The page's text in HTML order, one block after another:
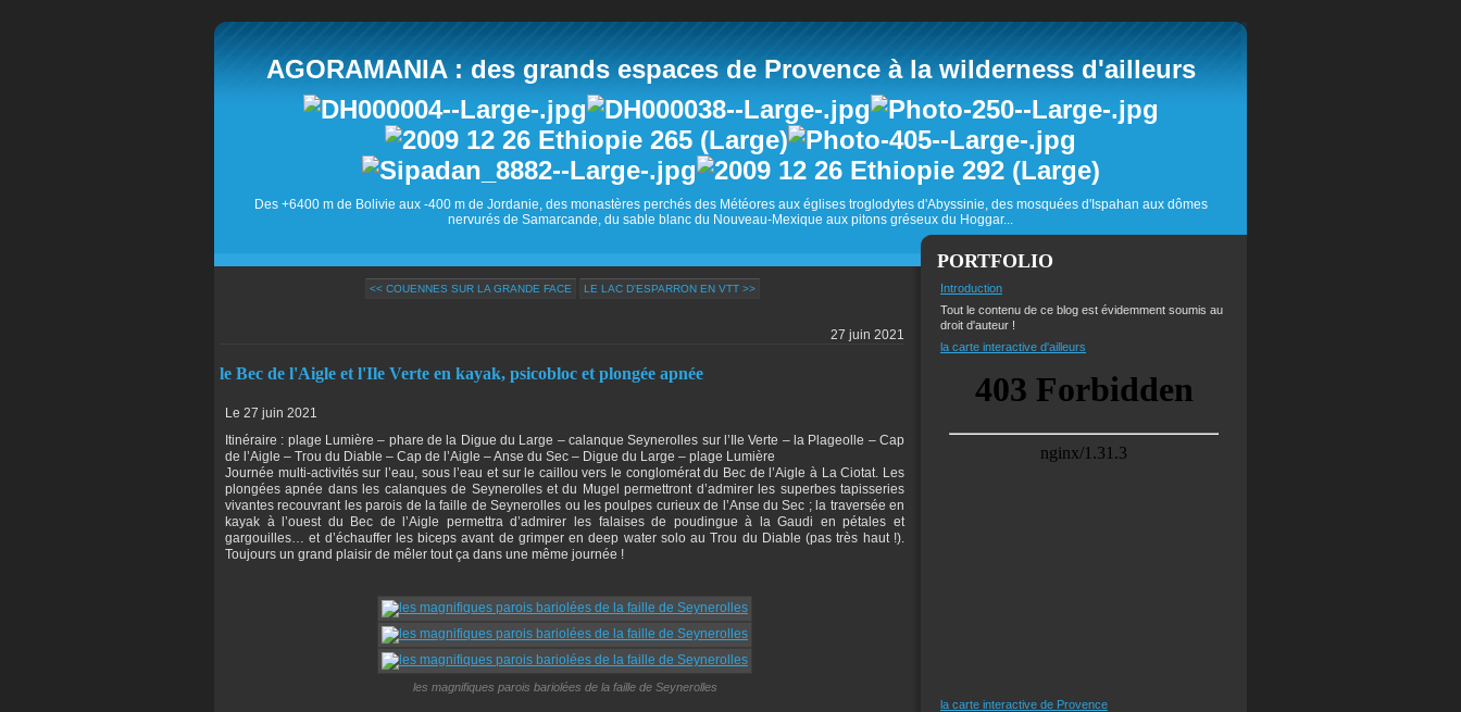
AGORAMANIA : des grands espaces de Provence à la wilderness d'ailleurs
Des +6400 m de Bolivie aux -400 m de Jordanie, des monastères perchés des Météores aux églises troglodytes d'Abyssinie, des mosquées d'Ispahan aux dômes
nervurés de Samarcande, du sable blanc du Nouveau-Mexique aux pitons gréseux du Hoggar...
<< COUENNES SUR LA GRANDE FACE LE LAC D'ESPARRON EN VTT >>
27 juin 2021
le Bec de l'Aigle et l'Ile Verte en kayak, psicobloc et plongée apnée
Le 27 juin 2021
Itinéraire : plage Lumière – phare de la Digue du Large – calanque Seynerolles sur l’Ile Verte – la Plageolle – Cap
de l’Aigle – Trou du Diable – Cap de l’Aigle – Anse du Sec – Digue du Large – plage Lumière
Journée multi-activités sur l’eau, sous l’eau et sur le caillou vers le conglomérat du Bec de l’Aigle à La Ciotat. Les
plongées apnée dans les calanques de Seynerolles et du Mugel permettront d’admirer les superbes tapisseries
vivantes recouvrant les parois de la faille de Seynerolles ou les poulpes curieux de l’Anse du Sec ; la traversée en
kayak à l’ouest du Bec de l’Aigle permettra d’admirer les falaises de poudingue à la Gaudi en pétales et
gargouilles… et d’échauffer les biceps avant de grimper en deep water solo au Trou du Diable (pas très haut !).
Toujours un grand plaisir de mêler tout ça dans une même journée !
les magnifiques parois bariolées de la faille de Seynerolles
PORTFOLIO
Introduction
Tout le contenu de ce blog est évidemment soumis au
droit d'auteur !
la carte interactive d'ailleurs
la carte interactive de Provence